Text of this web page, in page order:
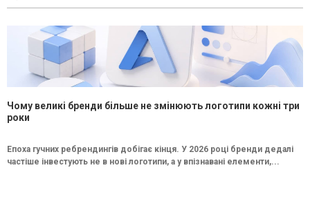
Чому великі бренди більше не змінюють логотипи кожні три
роки
Епоха гучних ребрендингів добігає кінця. У 2026 році бренди дедалі
частіше інвестують не в нові логотипи, а у впізнавані елементи,...